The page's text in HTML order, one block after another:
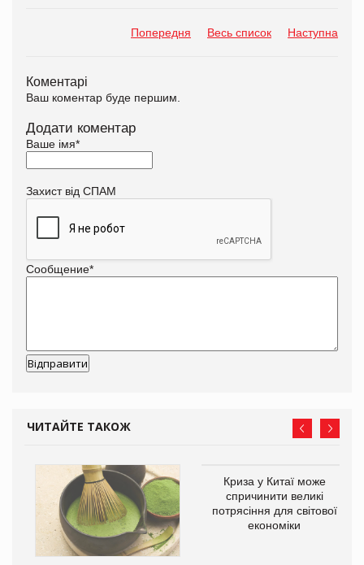
Попередня Весь список Наступна
Коментарі
Ваш коментар буде першим.
Додати коментар
Ваше імя*
Захист від СПАМ
Сообщение*
ЧИТАЙТЕ ТАКОЖ
Криза у Китаї може
спричинити великі
потрясіння для світової
економіки